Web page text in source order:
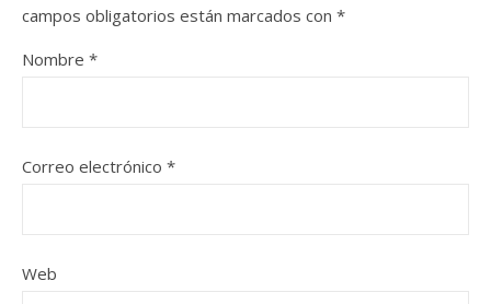
campos obligatorios están marcados con *
Nombre *
Correo electrónico *
Web